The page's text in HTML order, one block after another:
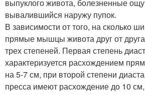
выпуклого живота, болезненные
вывалившийся наружу пупок.
В зависимости от того, на сколько
прямые мышцы живота друг от
трех степеней. Первая степень
характеризуется расхождением
на 5-7 см, при второй степени
пресса имеют расхождение до 10